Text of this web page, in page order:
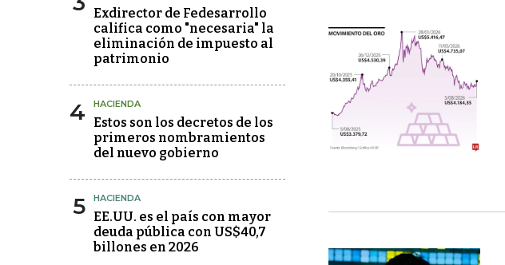
Exdirector de Fedesarrollo
califica como "necesaria" la
eliminación de impuesto al
patrimonio
4 HACIENDA
Estos son los decretos de los
primeros nombramientos
del nuevo gobierno
5 HACIENDA
EE.UU. es el país con mayor
deuda pública con US$40,7
billones en 2026